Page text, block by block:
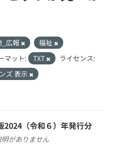
広報
福祉
マット: TXT
ライセンス:
ズ 表示
2024（令和６）年発行分
がありません